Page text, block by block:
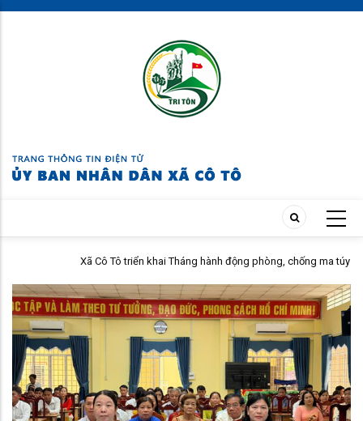
Skip
Xã Cô Tô triển khai Tháng hành động phòng, chống ma túy năm 2026